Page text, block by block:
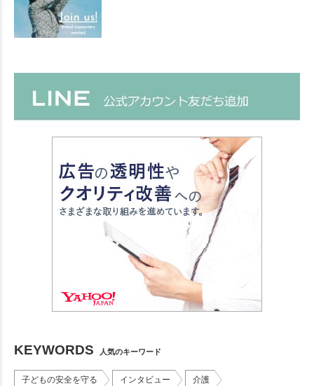
KEYWORDS 人気のキーワード
子どもの安全を守る インタビュー 介護